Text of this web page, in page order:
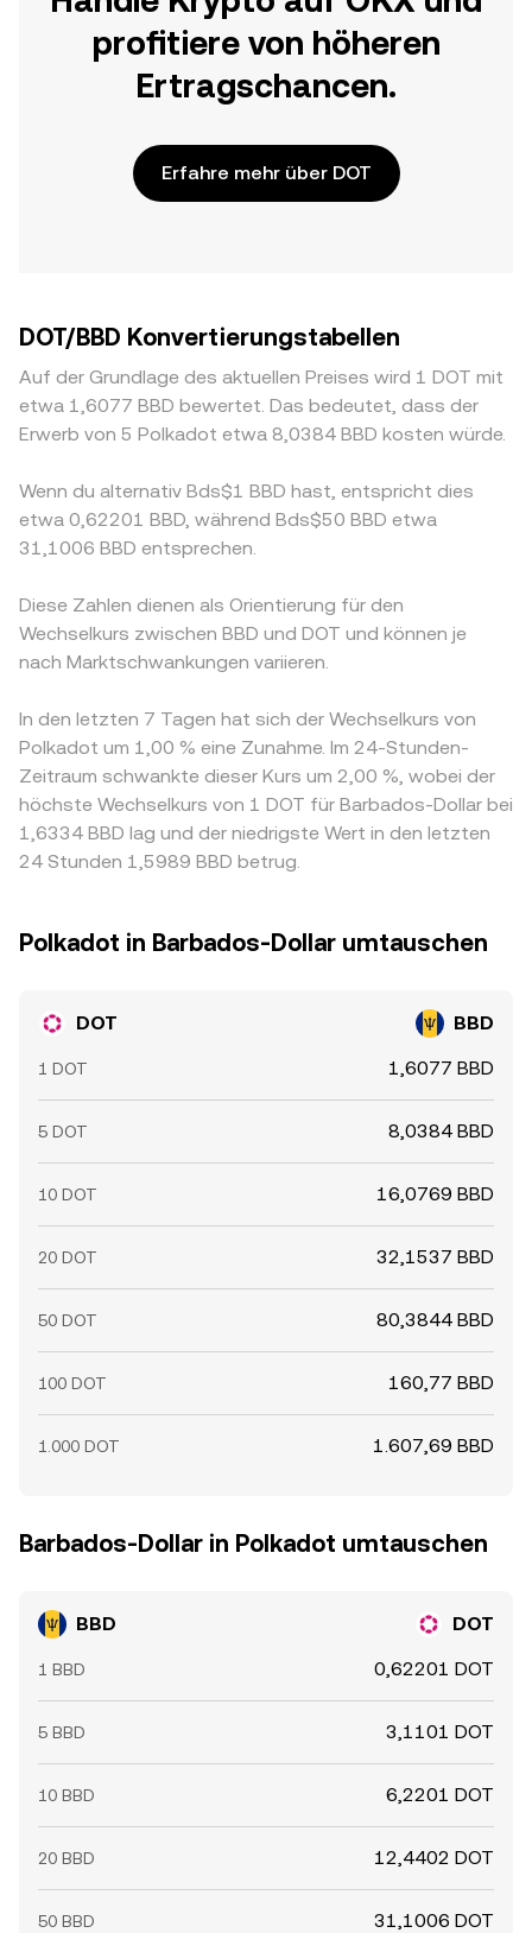
profitiere von höheren
Ertragschancen.
Erfahre mehr über DOT
DOT/BBD Konvertierungstabellen
Auf der Grundlage des aktuellen Preises wird 1 DOT mit
etwa 1,6077 BBD bewertet. Das bedeutet, dass der
Erwerb von 5 Polkadot etwa 8,0384 BBD kosten würde.
Wenn du alternativ Bds$1 BBD hast, entspricht dies
etwa 0,62201 BBD, während Bds$50 BBD etwa
31,1006 BBD entsprechen.
Diese Zahlen dienen als Orientierung für den
Wechselkurs zwischen BBD und DOT und können je
nach Marktschwankungen variieren.
In den letzten 7 Tagen hat sich der Wechselkurs von
Polkadot um 1,00 % eine Zunahme. Im 24-Stunden-
Zeitraum schwankte dieser Kurs um 2,00 %, wobei der
höchste Wechselkurs von 1 DOT für Barbados-Dollar bei
1,6334 BBD lag und der niedrigste Wert in den letzten
24 Stunden 1,5989 BBD betrug.
Polkadot in Barbados-Dollar umtauschen
DOT BBD
1 DOT 1,6077 BBD
5 DOT 8,0384 BBD
10 DOT 16,0769 BBD
20 DOT 32,1537 BBD
50 DOT 80,3844 BBD
100 DOT 160,77 BBD
1.000 DOT 1.607,69 BBD
Barbados-Dollar in Polkadot umtauschen
BBD DOT
1 BBD 0,62201 DOT
5 BBD 3,1101 DOT
10 BBD 6,2201 DOT
20 BBD 12,4402 DOT
50 BBD 31,1006 DOT